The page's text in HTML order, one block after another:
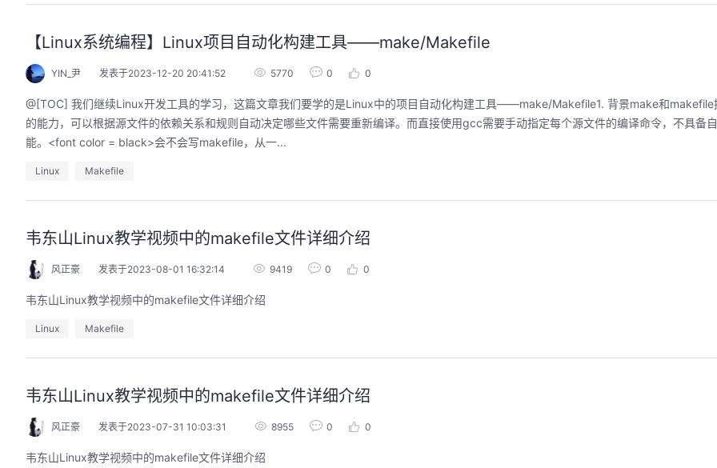
【Linux系统编程】Linux项目自动化构建工具——make/Makefile
YIN_尹 发表于2023-12-20 20:41:52 5770 0 0
@[TOC] 我们继续Linux开发工具的学习，这篇文章我们要学的是Linux中的项目自动化构建工具——make/Makefile1. 背景make和makefile
的能力，可以根据源文件的依赖关系和规则自动决定哪些文件需要重新编译。而直接使用gcc需要手动指定每个源文件的编译命令，不具备
能。<font color = black>会不会写makefile，从一...
Linux Makefile
韦东山Linux教学视频中的makefile文件详细介绍
风正豪 发表于2023-08-01 16:32:14 9419 0 0
韦东山Linux教学视频中的makefile文件详细介绍
Linux Makefile
韦东山Linux教学视频中的makefile文件详细介绍
风正豪 发表于2023-07-31 10:03:31 8955 0 0
韦东山Linux教学视频中的makefile文件详细介绍